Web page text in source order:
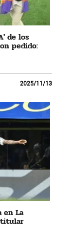
de los
pedido:
2025/11/13
en La
titular